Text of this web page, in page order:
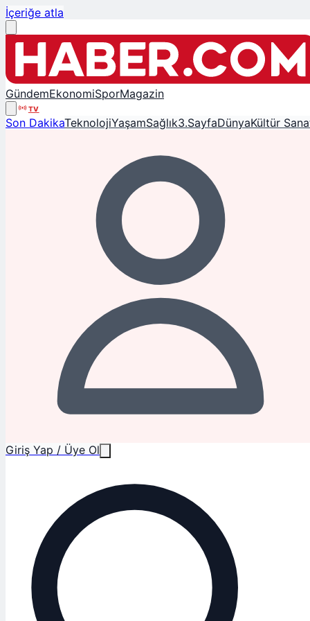
İçeriğe atla
GündemEkonomiSporMagazin
TV
Son DakikaTeknolojiYaşamSağlık3.SayfaDünyaKültür
Giriş Yap / Üye Ol